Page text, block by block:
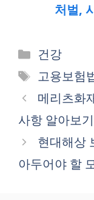
처벌,
Categories
건강
Tags
고용보험
메리츠화
사항 알아보기
현대해상
아두어야 할